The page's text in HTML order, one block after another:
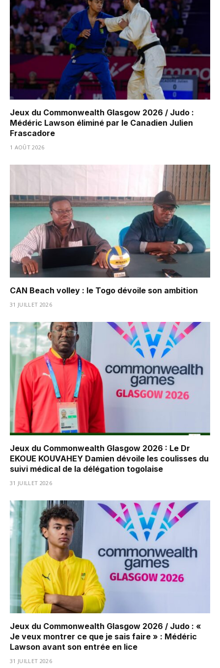
Jeux du Commonwealth Glasgow 2026 / Judo :
Médéric Lawson éliminé par le Canadien Julien
Frascadore
1 AOÛT 2026
CAN Beach volley : le Togo dévoile son ambition
31 JUILLET 2026
Jeux du Commonwealth Glasgow 2026 : Le Dr
EKOUE KOUVAHEY Damien dévoile les coulisses du
suivi médical de la délégation togolaise
31 JUILLET 2026
Jeux du Commonwealth Glasgow 2026 / Judo : «
Je veux montrer ce que je sais faire » : Médéric
Lawson avant son entrée en lice
31 JUILLET 2026